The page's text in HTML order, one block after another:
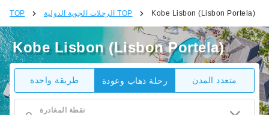
TOP الرحلات الجوية الدولية TOP Kobe Lisbon (Lisbon Portela)
Kobe Lisbon (Lisbon Portela)
طريقة واحدة رحلة ذهاب وعودة متعدد المدن
نقطة المغادرة